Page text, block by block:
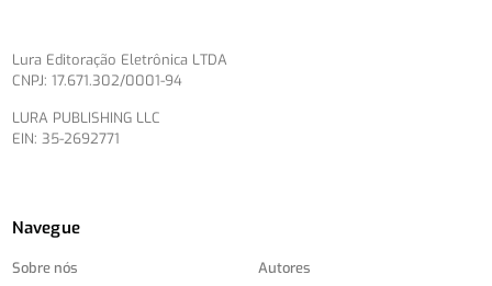
Lura Editoração Eletrônica LTDA
CNPJ: 17.671.302/0001-94
LURA PUBLISHING LLC
EIN: 35-2692771
Navegue
Sobre nós
Autores